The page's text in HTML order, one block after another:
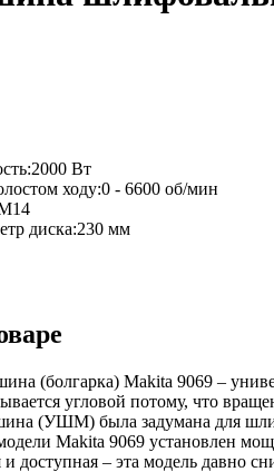
2000 Вт
ходу:0 - 6600 об/мин
диска:230 мм
(болгарка) Makita 9069 –
угловой потому, что
(УШМ) была задумана для
Makita 9069 установлен
доступная – эта модель давно